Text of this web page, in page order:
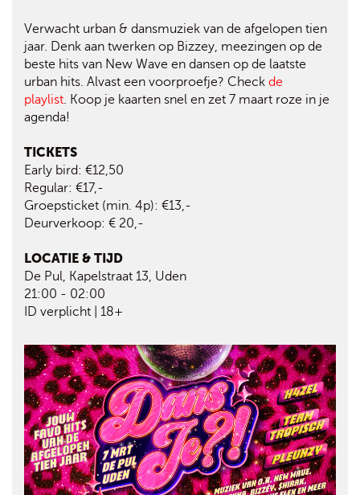
Verwacht urban & dansmuziek van de afgelopen tien
jaar. Denk aan twerken op Bizzey, meezingen op de
beste hits van New Wave en dansen op de laatste
urban hits. Alvast een voorproefje? Check de
playlist. Koop je kaarten snel en zet 7 maart roze in je
agenda!
TICKETS
Early bird: €12,50
Regular: €17,-
Groepsticket (min. 4p): €13,-
Deurverkoop: € 20,-
LOCATIE & TIJD
De Pul, Kapelstraat 13, Uden
21:00 - 02:00
ID verplicht | 18+